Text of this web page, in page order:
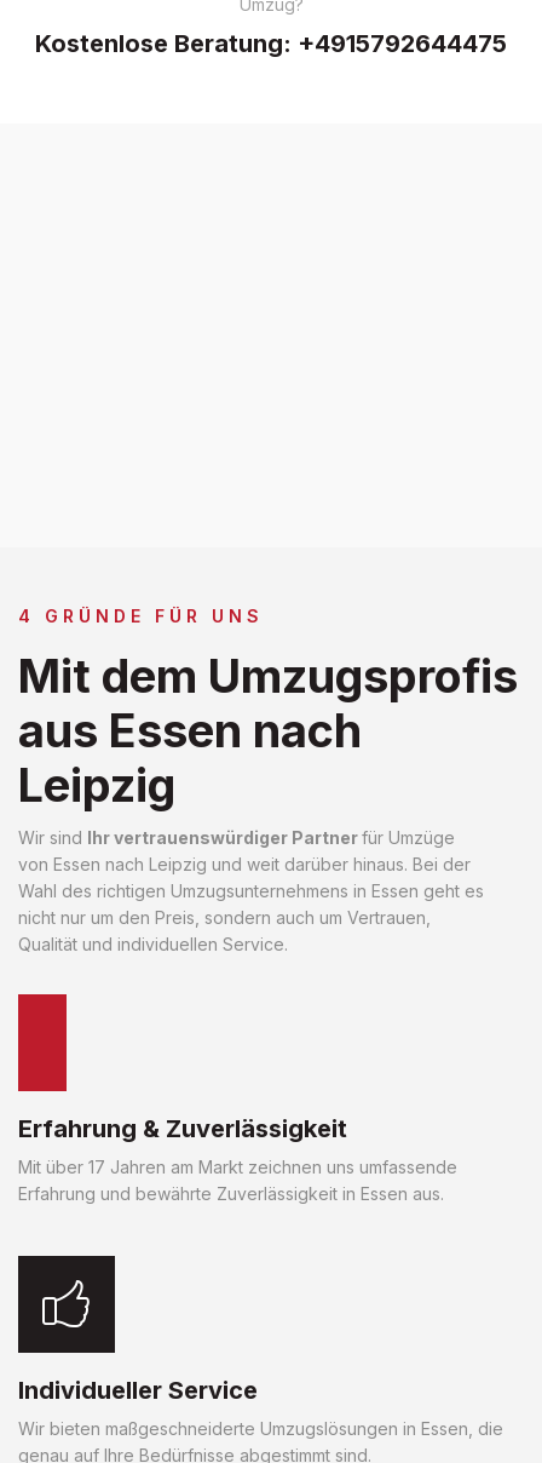
Umzug?
Kostenlose Beratung: +4915792644475
4 GRÜNDE FÜR UNS
Mit dem Umzugsprofis
aus Essen nach
Leipzig
Wir sind Ihr vertrauenswürdiger Partnerfür Umzüge
von Essen nach Leipzig und weit darüber hinaus. Bei der
Wahl des richtigen Umzugsunternehmens in Essen geht es
nicht nur um den Preis, sondern auch um Vertrauen,
Qualität und individuellen Service.
Erfahrung & Zuverlässigkeit
Mit über 17 Jahren am Markt zeichnen uns umfassende
Erfahrung und bewährte Zuverlässigkeit in Essen aus.
Individueller Service
Wir bieten maßgeschneiderte Umzugslösungen in Essen, die
genau auf Ihre Bedürfnisse abgestimmt sind.